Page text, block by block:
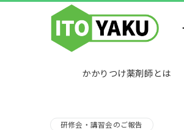
かかりつけ薬剤師とは
研修会・講習会のご報告